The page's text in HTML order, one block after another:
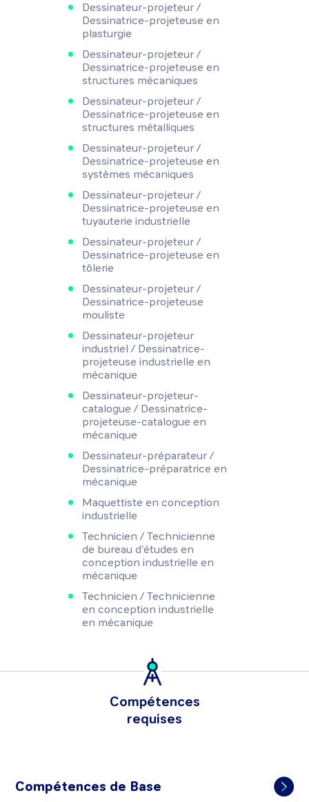
Dessinateur-projeteur /
Dessinatrice-projeteuse en
plasturgie
Dessinateur-projeteur /
Dessinatrice-projeteuse en
structures mécaniques
Dessinateur-projeteur /
Dessinatrice-projeteuse en
structures métalliques
Dessinateur-projeteur /
Dessinatrice-projeteuse en
systèmes mécaniques
Dessinateur-projeteur /
Dessinatrice-projeteuse en
tuyauterie industrielle
Dessinateur-projeteur /
Dessinatrice-projeteuse en
tôlerie
Dessinateur-projeteur /
Dessinatrice-projeteuse
mouliste
Dessinateur-projeteur
industriel / Dessinatrice-
projeteuse industrielle en
mécanique
Dessinateur-projeteur-
catalogue / Dessinatrice-
projeteuse-catalogue en
mécanique
Dessinateur-préparateur /
Dessinatrice-préparatrice en
mécanique
Maquettiste en conception
industrielle
Technicien / Technicienne
de bureau d'études en
conception industrielle en
mécanique
Technicien / Technicienne
en conception industrielle
en mécanique
Compétences
requises
Compétences de Base